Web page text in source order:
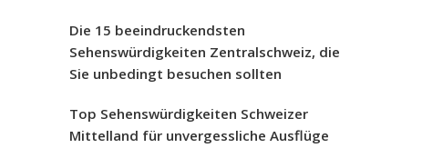
Die 15 beeindruckendsten
Sehenswürdigkeiten Zentralschweiz, die
Sie unbedingt besuchen sollten
Top Sehenswürdigkeiten Schweizer
Mittelland für unvergessliche Ausflüge